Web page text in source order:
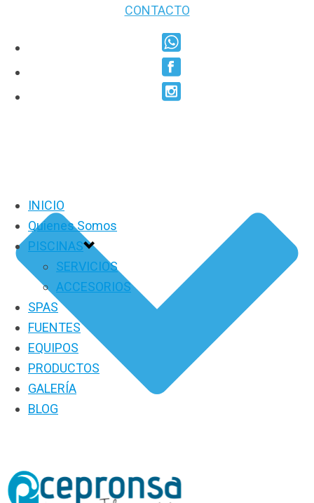
CONTACTO
INICIO
Quienes Somos
PISCINAS
SERVICIOS
ACCESORIOS
SPAS
FUENTES
EQUIPOS
PRODUCTOS
GALERÍA
BLOG